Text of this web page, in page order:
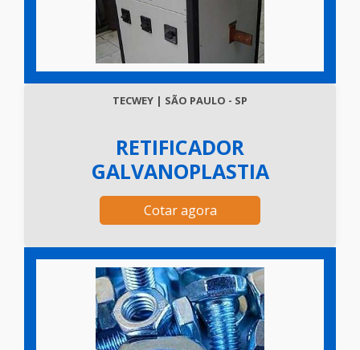
TECWEY | SÃO PAULO - SP
RETIFICADOR
GALVANOPLASTIA
Cotar agora